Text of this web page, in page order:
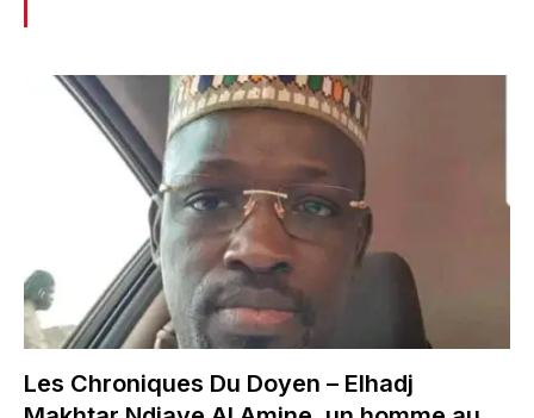
Les Chroniques Du Doyen – Elhadj